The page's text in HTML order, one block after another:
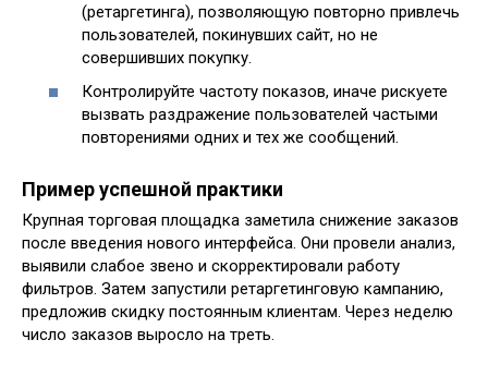
(ретаргетинга), позволяющую повторно привлечь
пользователей, покинувших сайт, но не
совершивших покупку.
Контролируйте частоту показов, иначе рискуете
вызвать раздражение пользователей частыми
повторениями одних и тех же сообщений.
Пример успешной практики
Крупная торговая площадка заметила снижение заказов
после введения нового интерфейса. Они провели анализ,
выявили слабое звено и скорректировали работу
фильтров. Затем запустили ретаргетинговую кампанию,
предложив скидку постоянным клиентам. Через неделю
число заказов выросло на треть.